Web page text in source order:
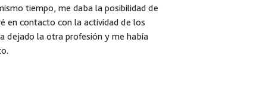
tiempo, me daba la posibilidad de
en contacto con la actividad de los
dejado la otra profesión y me había